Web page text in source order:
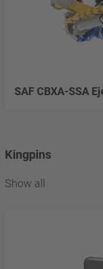
SAF CBXA-SSA
Kingpins
Show all